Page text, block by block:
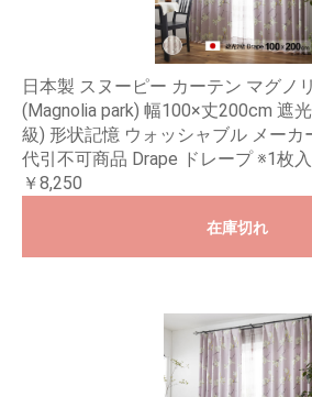
日本製 スヌーピー カーテン マグノ
(Magnolia park) 幅100×丈200cm 遮
級) 形状記憶 ウォッシャブル メーカ
代引不可商品 Drape ドレープ ※1枚入
￥8,250
在庫切れ